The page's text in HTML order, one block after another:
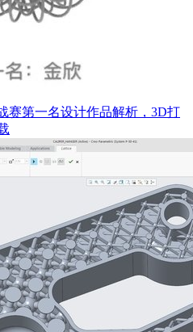
赛第一名设计作品解析，3D打